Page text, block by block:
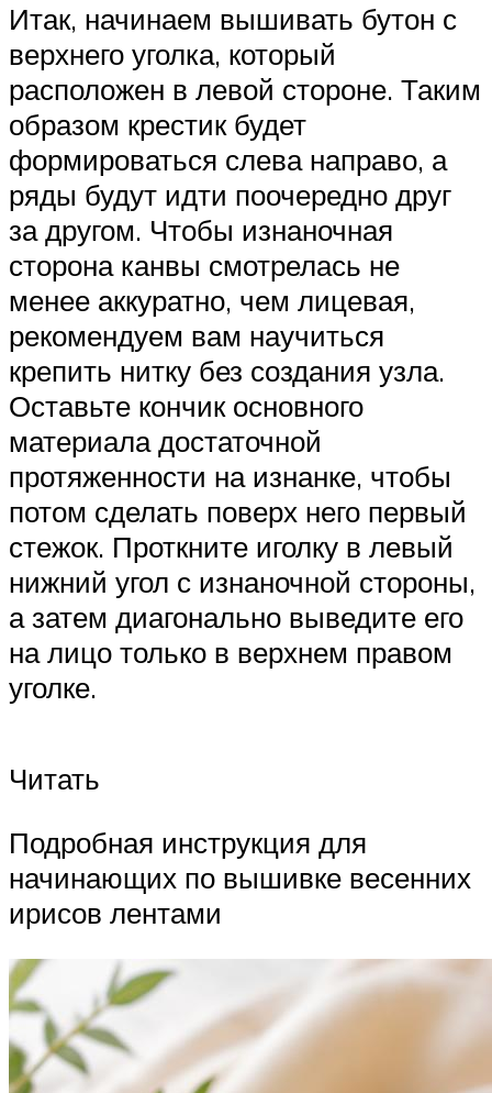
Итак, начинаем вышивать бутон с
верхнего уголка, который
расположен в левой стороне. Таким
образом крестик будет
формироваться слева направо, а
ряды будут идти поочередно друг
за другом. Чтобы изнаночная
сторона канвы смотрелась не
менее аккуратно, чем лицевая,
рекомендуем вам научиться
крепить нитку без создания узла.
Оставьте кончик основного
материала достаточной
протяженности на изнанке, чтобы
потом сделать поверх него первый
стежок. Проткните иголку в левый
нижний угол с изнаночной стороны,
а затем диагонально выведите его
на лицо только в верхнем правом
уголке.
Читать
Подробная инструкция для
начинающих по вышивке весенних
ирисов лентами